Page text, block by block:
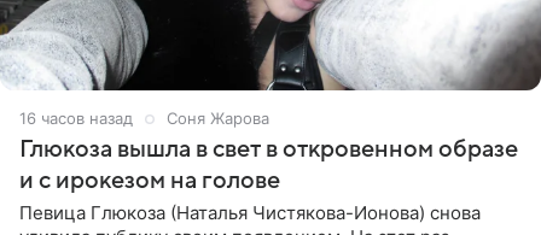
16 часов назад Соня Жарова
Глюкоза вышла в свет в откровенном образе
и с ирокезом на голове
Певица Глюкоза (Наталья Чистякова-Ионова) снова